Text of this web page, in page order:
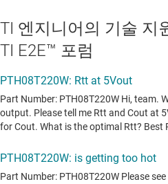
TI 엔지니어의 기술 지
TI E2E™ 포럼